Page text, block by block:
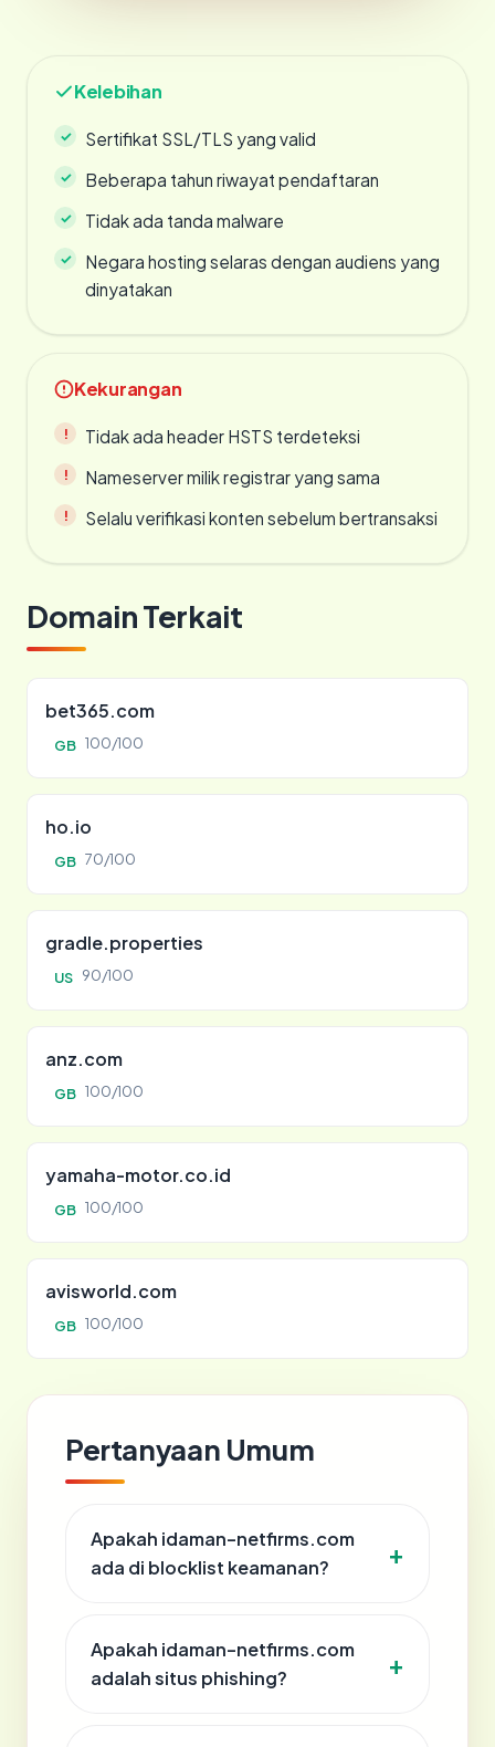
Kelebihan
Sertifikat SSL/TLS yang valid
Beberapa tahun riwayat pendaftaran
Tidak ada tanda malware
Negara hosting selaras dengan audiens yang
dinyatakan
Kekurangan
Tidak ada header HSTS terdeteksi
Nameserver milik registrar yang sama
Selalu verifikasi konten sebelum bertransaksi
Domain Terkait
bet365.com
GB 100/100
ho.io
GB 70/100
gradle.properties
US 90/100
anz.com
GB 100/100
yamaha-motor.co.id
GB 100/100
avisworld.com
GB 100/100
Pertanyaan Umum
Apakah idaman-netfirms.com
ada di blocklist keamanan?
Apakah idaman-netfirms.com
adalah situs phishing?